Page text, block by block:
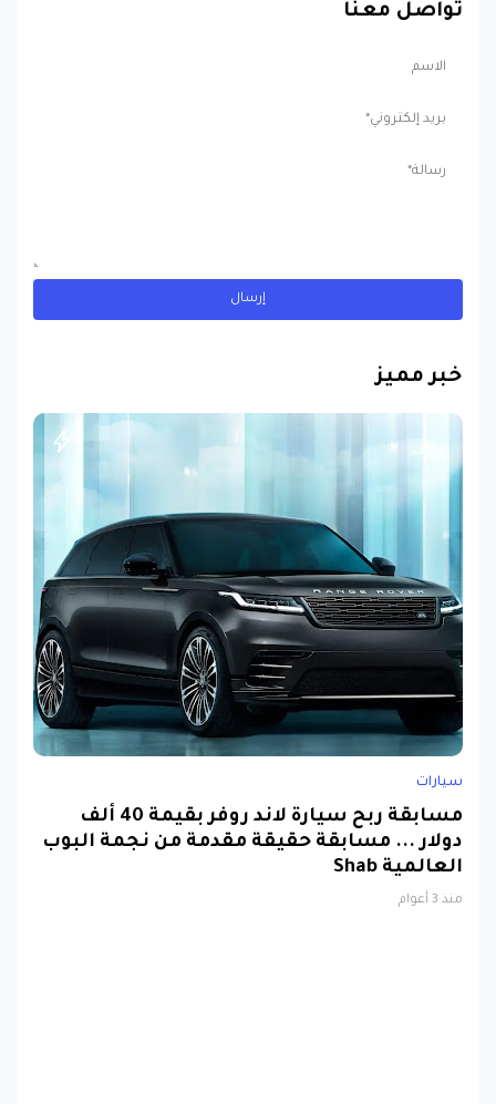
تواصل معنا
خبر مميز
سيارات
مسابقة ربح سيارة لاند روفر بقيمة 40 ألف
دولار ... مسابقة حقيقة مقدمة من نجمة البوب
العالمية Shab
منذ 3 أعوام